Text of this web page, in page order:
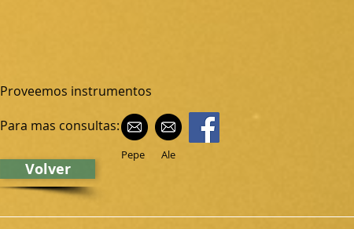
Proveemos instrumentos
Para mas consultas:
Volver
Pepe Ale